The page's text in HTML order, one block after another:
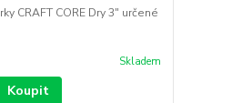
CRAFT CORE Dry 3" určené
Skladem
Koupit